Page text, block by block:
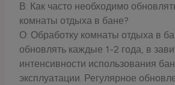
В: Как часто необходимо
комнаты отдыха в бане?
О: Обработку комнаты отдыха в
обновлять каждые 1-2 года, в
интенсивности использования
эксплуатации. Регулярное